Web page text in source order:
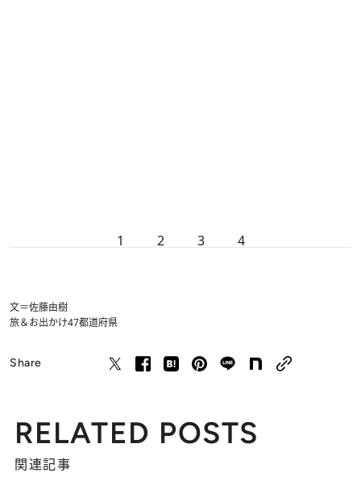
1 2 3 4
文＝佐藤由樹
旅＆お出かけ47都道府県
Share
RELATED POSTS
関連記事